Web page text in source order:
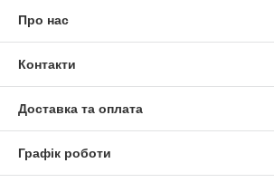
Про нас
Контакти
Доставка та оплата
Графік роботи